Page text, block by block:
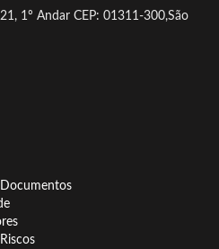
1º Andar CEP: 01311-300,São